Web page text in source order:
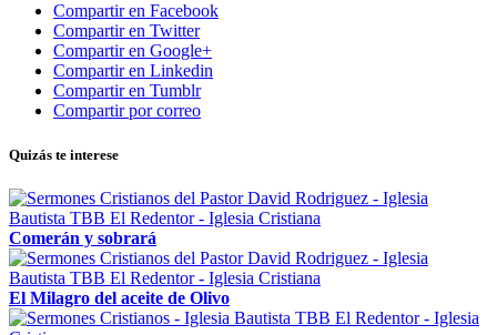
Compartir en Facebook
Compartir en Twitter
Compartir en Google+
Compartir en Linkedin
Compartir en Tumblr
Compartir por correo
Quizás te interese
Comerán y sobrará
El Milagro del aceite de Olivo